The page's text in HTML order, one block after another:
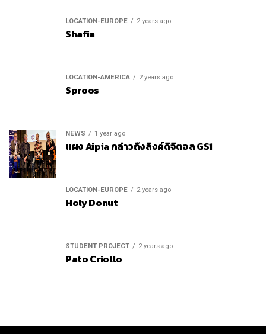
LOCATION-EUROPE 2 years ago
Shafia
LOCATION-AMERICA 2 years ago
Sproos
NEWS 1 year ago
แผง Aipia กล่าวถึงลิงค์ดิจิตอล GS1
LOCATION-EUROPE 2 years ago
Holy Donut
STUDENT PROJECT 2 years ago
Pato Criollo